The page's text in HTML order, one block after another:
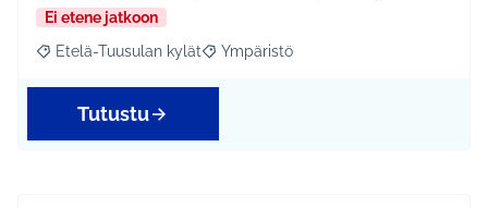
Ei etene jatkoon
Rajaa tulokset aihepiirin mukaan: Etelä-Tuusulan kylät
Etelä-Tuusulan kylät Rajaa tulokset teeman mukaan:
Ympäristö
Tutustu